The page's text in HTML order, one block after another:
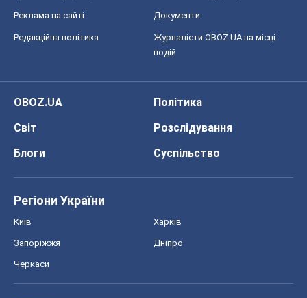
Реклама на сайті Документи
Редакційна політика
Журналісти OBOZ.UA на місці
подій
OBOZ.UA
Політика
Світ
Розслідування
Блоги
Суспільство
Регіони України
Київ Харків
Запоріжжя Дніпро
Черкаси